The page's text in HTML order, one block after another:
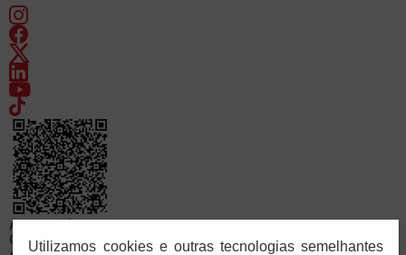
Acesse já
Consulte o cadastro da FAPCOM no sistema e-MEC
Utilizamos cookies e outras tecnologias semelhantes